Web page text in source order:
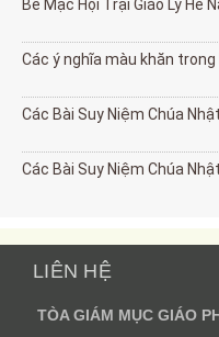
Bế Mạc Hội Trại Giáo Lý Hè
Các ý nghĩa màu khăn
Các Bài Suy Niệm Chúa
Các Bài Suy Niệm Chúa
LIÊN HỆ
TÒA GIÁM MỤC GIÁO